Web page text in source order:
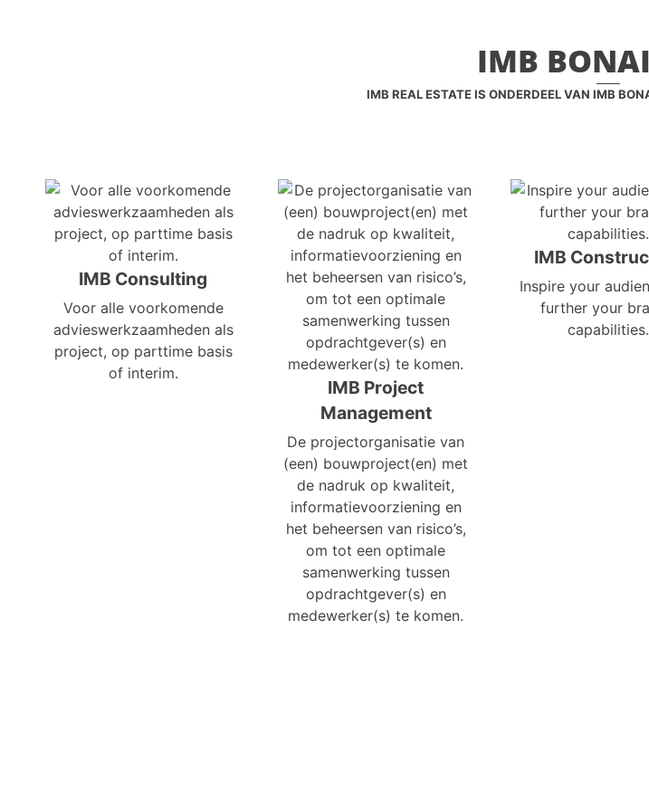
IMB
IMB REAL ESTATE IS ONDERDEEL VAN IMB
IMB Consulting
Voor alle voorkomende
advieswerkzaamheden als
project, op parttime basis
of interim.
IMB Project
Management
De projectorganisatie van
(een) bouwproject(en) met
de nadruk op kwaliteit,
informatievoorziening en
het beheersen van risico’s,
om tot een optimale
samenwerking tussen
opdrachtgever(s) en
medewerker(s) te komen.
IMB
Inspire your
further your
capabilities.